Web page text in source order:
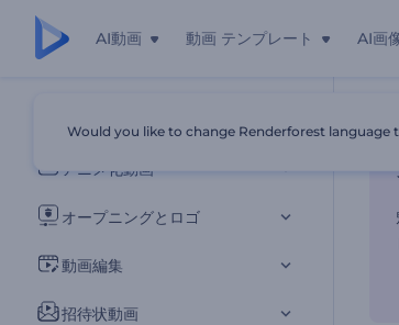
AI動画 動画 テンプレート AI画
すべてのテンプレート
アニメ化動画
オープニングとロゴ
動画編集
招待状動画
イ
Would you like to change Renderforest language